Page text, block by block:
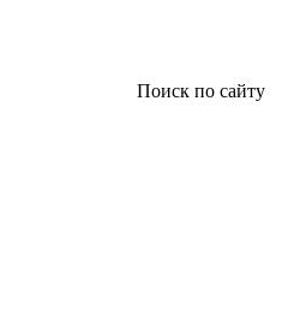
Поиск по сайту